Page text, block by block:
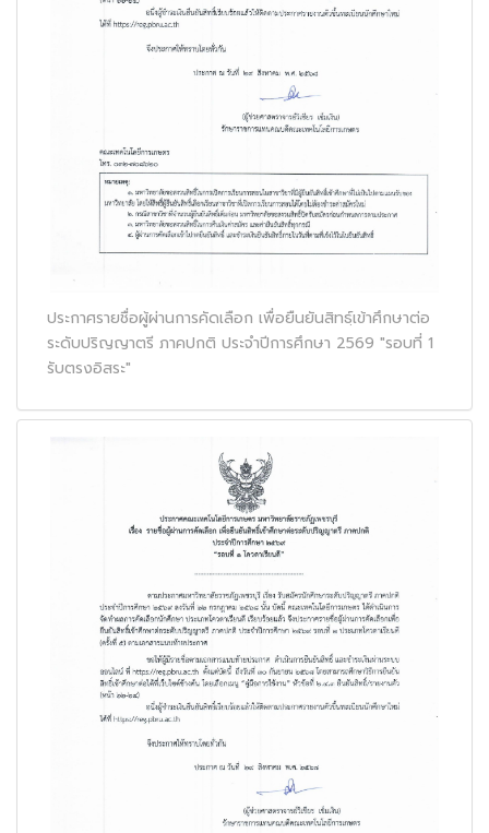
ประกาศรายชื่อผู้ผ่านการคัดเลือก เพื่อยืนยันสิทธฺ์เข้าศึกษาต่อ
ระดับปริญญาตรี ภาคปกติ ประจำปีการศึกษา 2569 "รอบที่ 1
รับตรงอิสระ"